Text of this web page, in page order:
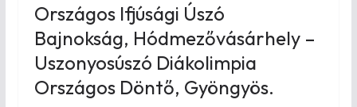
Országos Ifjúsági Úszó
Bajnokság, Hódmezővásárhely –
Uszonyosúszó Diákolimpia
Országos Döntő, Gyöngyös.